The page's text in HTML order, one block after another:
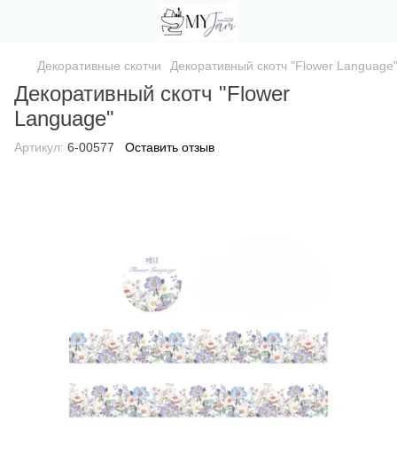
Декоративные скотчи Декоративный скотч "Flower Language"
Декоративный скотч "Flower
Language"
Артикул: 6-00577 Оставить отзыв